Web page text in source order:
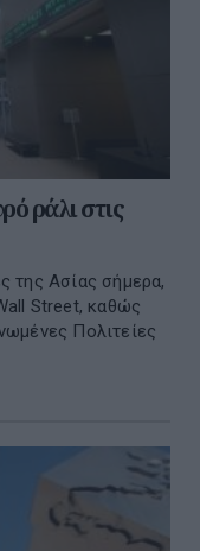
ράλι στις
της Ασίας σήμερα,
Street, καθώς
Πολιτείες